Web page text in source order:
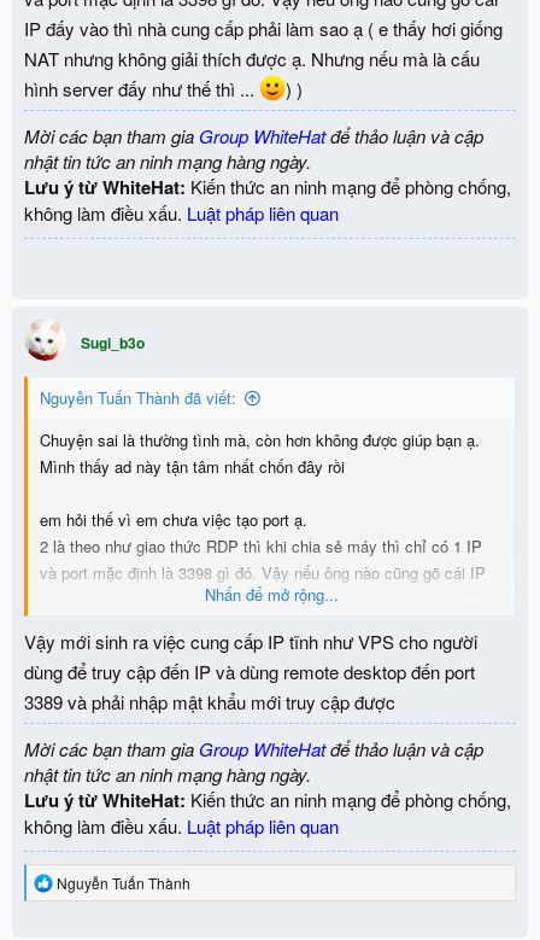
IP đấy vào thì nhà cung cấp phải làm sao ạ ( e thấy hơi giống
NAT nhưng không giải thích được ạ. Nhưng nếu mà là cấu
hình server đấy như thế thì ...
) )
Mời các bạn tham gia Group WhiteHatđể thảo luận và cập
nhật tin tức an ninh mạng hàng ngày.
Lưu ý từ WhiteHat: Kiến thức an ninh mạng để phòng chống,
không làm điều xấu. Luật pháp liên quan
Sugi_b3o
Nguyễn Tuấn Thành đã viết:
Chuyện sai là thường tình mà, còn hơn không được giúp bạn ạ.
Mình thấy ad này tận tâm nhất chốn đây rồi
em hỏi thế vì em chưa việc tạo port ạ.
2 là theo như giao thức RDP thì khi chia sẻ máy thì chỉ có 1 IP
và port mặc định là 3398 gì đó. Vậy nếu ông nào cũng gõ cái IP
đấy vào thì nhà cung cấp phải làm sao ạ ( e thấy hơi giống NAT
đấy như thế thì ...
) )
Nhấn để mở rộng...
Vậy mới sinh ra việc cung cấp IP tĩnh như VPS cho người
dùng để truy cập đến IP và dùng remote desktop đến port
3389 và phải nhập mật khẩu mới truy cập được
Mời các bạn tham gia Group WhiteHatđể thảo luận và cập
nhật tin tức an ninh mạng hàng ngày.
Lưu ý từ WhiteHat: Kiến thức an ninh mạng để phòng chống,
không làm điều xấu. Luật pháp liên quan
R
Nguyễn Tuấn Thành